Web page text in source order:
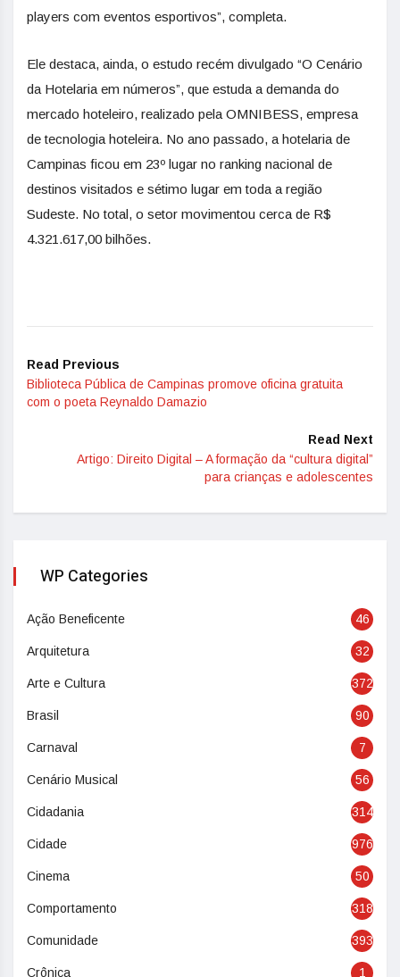
players com eventos esportivos”, completa.
Ele destaca, ainda, o estudo recém divulgado “O Cenário
da Hotelaria em números”, que estuda a demanda do
mercado hoteleiro, realizado pela OMNIBESS, empresa
de tecnologia hoteleira. No ano passado, a hotelaria de
Campinas ficou em 23º lugar no ranking nacional de
destinos visitados e sétimo lugar em toda a região
Sudeste. No total, o setor movimentou cerca de R$
4.321.617,00 bilhões.
Read Previous
Biblioteca Pública de Campinas promove oficina gratuita
com o poeta Reynaldo Damazio
Read Next
Artigo: Direito Digital – A formação da “cultura digital”
para crianças e adolescentes
WP Categories
Ação Beneficente 46
Arquitetura 32
Arte e Cultura 372
Brasil 90
Carnaval 7
Cenário Musical 56
Cidadania 314
Cidade 976
Cinema 50
Comportamento 318
Comunidade 393
Crônica 1